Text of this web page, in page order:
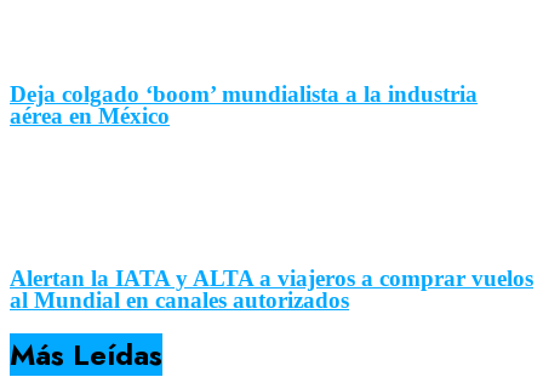
Deja colgado ‘boom’ mundialista a la industria
aérea en México
Alertan la IATA y ALTA a viajeros a comprar vuelos
al Mundial en canales autorizados
Más Leídas